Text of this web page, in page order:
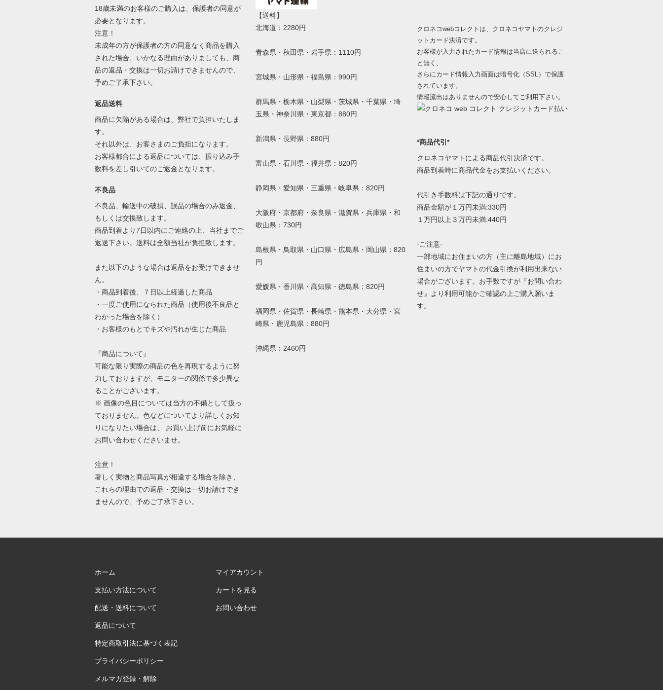
18歳未満のお客様のご購入は、保護者の同意が
必要となります。
注意！
未成年の方が保護者の方の同意なく商品を購入
された場合、いかなる理由がありましても、商
品の返品・交換は一切お請けできませんので、
予めご了承下さい。
返品送料
商品に欠陥がある場合は、弊社で負担いたしま
す。
それ以外は、お客さまのご負担になります。
お客様都合による返品については、振り込み手
数料を差し引いてのご返金となります。
不良品
不良品、輸送中の破損、誤品の場合のみ返金、
もしくは交換致します。
商品到着より7日以内にご連絡の上、当社までご
返送下さい。送料は全額当社が負担致します。
また以下のような場合は返品をお受けできませ
ん。
・商品到着後、７日以上経過した商品
・一度ご使用になられた商品（使用後不良品と
わかった場合を除く）
・お客様のもとでキズや汚れが生じた商品
『商品について』
可能な限り実際の商品の色を再現するように努
力しておりますが、モニターの関係で多少異な
ることがございます。
※ 画像の色目については当方の不備として扱っ
ておりません。色などについてより詳しくお知
りになりたい場合は、 お買い上げ前にお気軽に
お問い合わせくださいませ。
注意！
著しく実物と商品写真が相違する場合を除き、
これらの理由での返品・交換は一切お請けでき
ませんので、予めご了承下さい。
【送料】
北海道：2280円
青森県・秋田県・岩手県：1110円
宮城県・山形県・福島県：990円
群馬県・栃木県・山梨県・茨城県・千葉県・埼
玉県・神奈川県・東京都：880円
新潟県・長野県：880円
富山県・石川県・福井県：820円
静岡県・愛知県・三重県・岐阜県：820円
大阪府・京都府・奈良県・滋賀県・兵庫県・和
歌山県：730円
島根県・鳥取県・山口県・広島県・岡山県：820
円
愛媛県・香川県・高知県・徳島県：820円
福岡県・佐賀県・長崎県・熊本県・大分県・宮
崎県・鹿児島県：880円
沖縄県：2460円
クロネコwebコレクトは、クロネコヤマトのクレジ
ットカード決済です。
お客様が入力されたカード情報は当店に送られるこ
と無く、
さらにカード情報入力画面は暗号化（SSL）で保護
されています。
情報流出はありませんので安心してご利用下さい。
*商品代引*
クロネコヤマトによる商品代引決済です。
商品到着時に商品代金をお支払いください。
代引き手数料は下記の通りです。
商品金額が１万円未満:330円
１万円以上３万円未満:440円
-ご注意-
一部地域にお住まいの方（主に離島地域）にお
住まいの方でヤマトの代金引換が利用出来ない
場合がございます。お手数ですが『お問い合わ
せ』より利用可能かご確認の上ご購入願いま
す。
ホーム
支払い方法について
配送・送料について
返品について
特定商取引法に基づく表記
プライバシーポリシー
メルマガ登録・解除
マイアカウント
カートを見る
お問い合わせ